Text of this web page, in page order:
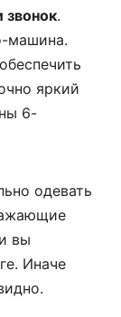
.
машина.
яркий
6-
одевать
вы
Иначе